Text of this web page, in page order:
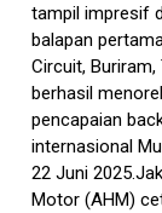
tampil impresif
balapan
Circuit,
berhasil
pencapaian
internasional
22 Juni
Motor (AHM)